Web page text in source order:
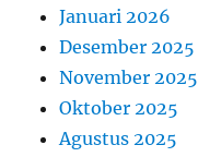
Januari 2026
Desember 2025
November 2025
Oktober 2025
Agustus 2025